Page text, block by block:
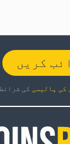
کریں
کی پالیسیکی